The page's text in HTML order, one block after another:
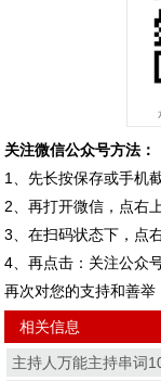
关注微信公众号方法：
1、先长按保存或手机
2、再打开微信，点右
3、在扫码状态下，点
4、再点击：关注公众
再次对您的支持和善举
相关信息
主持人万能主持串词